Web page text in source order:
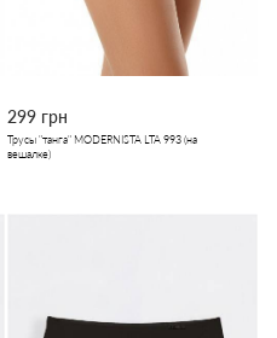
299 грн
Трусы "танга" MODERNISTA LTA 993 (на
вешалке)